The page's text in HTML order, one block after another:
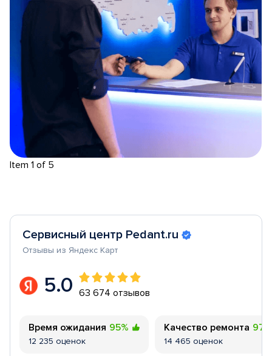
Item 1 of 5
Сервисный центр Pedant.ru
Отзывы из Яндекс Карт
5.0 63 674 отзывов
Время ожидания 95%
12 235 оценок
Качество ремонта 97%
14 465 оценок